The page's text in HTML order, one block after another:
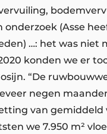
onderzoek (Asse
…: het was niet
konden we er
“De
negen
van gemiddeld
we 7.950 m²